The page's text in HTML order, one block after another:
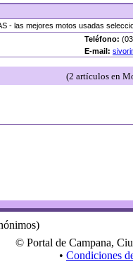
- las mejores motos usadas
Teléfono:
E-mail:
(2 artículos en
© Portal de Campana,
• Condiciones